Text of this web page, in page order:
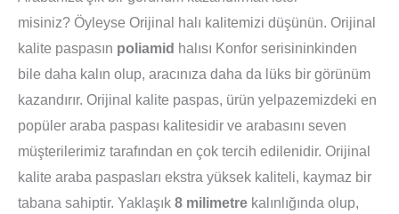
misiniz? Öyleyse Orijinal halı kalitemizi düşünün. Orijinal
kalite paspasın poliamid halısı Konfor serisininkinden
bile daha kalın olup, aracınıza daha da lüks bir görünüm
kazandırır. Orijinal kalite paspas, ürün yelpazemizdeki en
popüler araba paspası kalitesidir ve arabasını seven
müşterilerimiz tarafından en çok tercih edilenidir. Orijinal
kalite araba paspasları ekstra yüksek kaliteli, kaymaz bir
tabana sahiptir. Yaklaşık 8 milimetre kalınlığında olup,